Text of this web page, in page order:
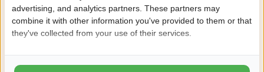
advertising, and analytics partners. These partners may
combine it with other information you've provided to them or that
they've collected from your use of their services.